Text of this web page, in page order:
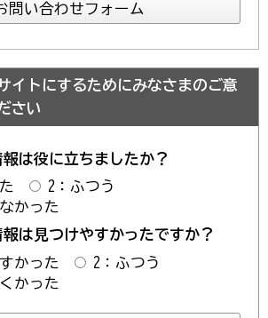
イトにするためにみなさまのご意
さい
は役に立ちましたか？
2：ふつう
かった
は見つけやすかったですか？
かった
2：ふつう
かった